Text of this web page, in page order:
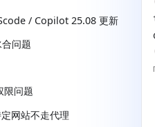
/ Copilot 25.08 更新
问题
限问题
网站不走代理